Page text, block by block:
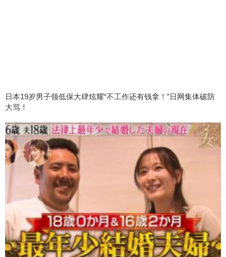
日本19岁男子领低保大肆炫耀“不工作还有钱拿！”日网集体破防
大骂！